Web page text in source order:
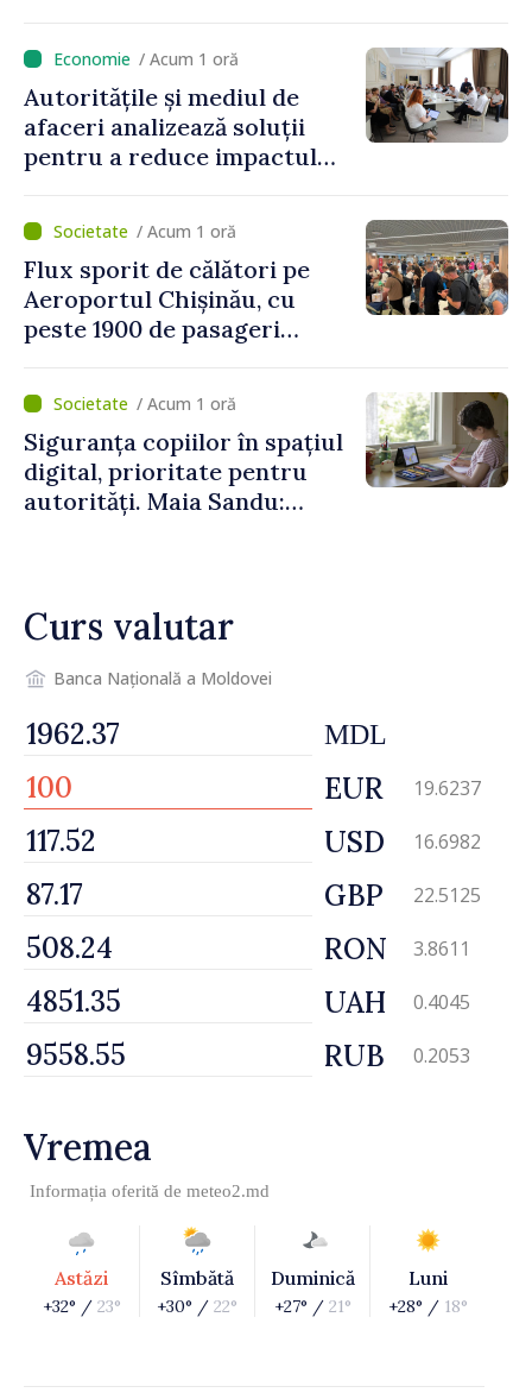
/ Acum 1 oră
Autoritățile și mediul de
afaceri analizează soluții
pentru a reduce impactul
asupra economiei
/ Acum 1 oră
Flux sporit de călători pe
Aeroportul Chișinău, cu
peste 1900 de pasageri
de vârf a concediilor
/ Acum 1 oră
Siguranța copiilor în spațiul
digital, prioritate pentru
autorități. Maia Sandu:
Curs valutar
Banca Națională a Moldovei
MDL
EUR 19.6237
USD 16.6982
GBP 22.5125
RON 3.8611
UAH 0.4045
RUB 0.2053
Vremea
Informația oferită de meteo2.md
Astăzi
+32° / 23°
Sîmbătă
+30° / 22°
Duminică
+27° / 21°
Luni
+28° / 18°